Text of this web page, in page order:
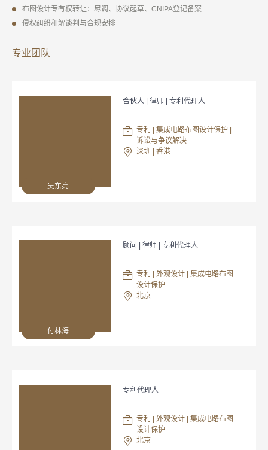
布图设计专有权转让：尽调、协议起草、CNIPA登记备案
侵权纠纷和解谈判与合规安排
专业团队
吴东亮
合伙人 | 律师 | 专利代理人
专利 | 集成电路布图设计保护 |
诉讼与争议解决
深圳 | 香港
付林海
顾问 | 律师 | 专利代理人
专利 | 外观设计 | 集成电路布图
设计保护
北京
专利代理人
专利 | 外观设计 | 集成电路布图
设计保护
北京